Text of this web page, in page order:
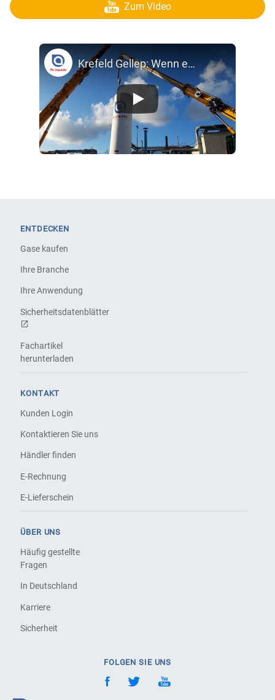
Krefeld Gellep: Wenn ein Gas-Tank schwebt …
Zum Video
ENTDECKEN
Gase kaufen
Ihre Branche
Ihre Anwendung
Sicherheitsdatenblätter
Fachartikel
herunterladen
KONTAKT
Kunden Login
Kontaktieren Sie uns
Händler finden
E-Rechnung
E-Lieferschein
ÜBER UNS
Häufig gestellte
Fragen
In Deutschland
Karriere
Sicherheit
FOLGEN SIE UNS